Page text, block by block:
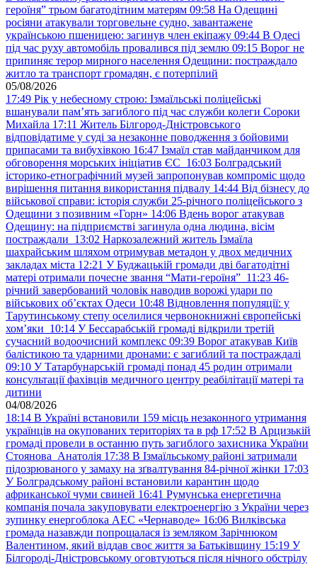
героїня” трьом багатодітним матерям 09:58 На Одещині
росіяни атакували торговельне судно, завантажене
українською пшеницею: загинув член екіпажу 09:44 В Одесі
під час руху автомобіль провалився під землю 09:15 Ворог не
припиняє терор мирного населення Одещини: постраждало
житло та транспорт громадян, є потерпілий
05/08/2026
17:49 Рік у небесному строю: Ізмаїльські поліцейські
вшанували пам’ять загиблого під час служби колеги Сороки
Михайла 17:11 Житель Білгород-Дністровського
відповідатиме у суді за незаконне поводження з бойовими
припасами та вибухівкою 16:47 Ізмаїл став майданчиком для
обговорення морських ініціатив ЄС 16:03 Болградський
історико-етнографічний музей запропонував компроміс щодо
вирішення питання використання підвалу 14:44 Від бізнесу до
військової справи: історія служби 25-річного поліцейського з
Одещини з позивним «Горн» 14:06 Вдень ворог атакував
Одещину: на підприємстві загинула одна людина, вісім
постраждали 13:02 Наркозалежний житель Ізмаїла
шахрайським шляхом отримував метадон у двох медичних
закладах міста 12:21 У Буджацькій громади дві багатодітні
матері отримали почесне звання “Мати-героїня” 11:23 46-
річний завербований чоловік наводив ворожі удари по
військових обʼєктах Одеси 10:48 Відновлення популяції: у
Тарутинському степу оселилися червонокнижні європейські
хом’яки 10:14 У Бессарабській громаді відкрили третій
сучасний водоочисний комплекс 09:39 Ворог атакував Київ
балістикою та ударними дронами: є загиблий та постраждалі
09:10 У Татарбунарській громаді понад 45 родин отримали
консультації фахівців медичного центру реабілітації матері та
дитини
04/08/2026
18:14 В Україні встановили 159 місць незаконного утримання
українців на окупованих територіях та в рф 17:52 В Арцизькій
громаді провели в останню путь загиблого захисника України
Стоянова Анатолія 17:38 В Ізмаїльському районі затримали
підозрюваного у замаху на зґвалтування 84-річної жінки 17:03
У Болградському районі встановили карантин щодо
африканської чуми свиней 16:41 Румунська енергетична
компанія почала закуповувати електроенергію з України через
зупинку енергоблока АЕС «Чернаводе» 16:06 Вилківська
громада назавжди попрощалася із земляком Зарічнюком
Валентином, який віддав своє життя за Батьківщину 15:19 У
Білгороді-Дністровському оговтуються після нічного обстрілу